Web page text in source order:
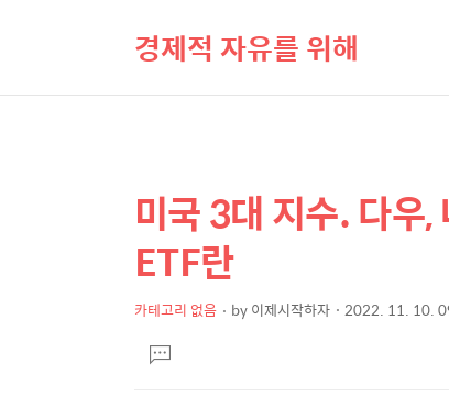
경제적 자유를 위해
상
컨
텐
본
문
제
미국 3대 지수. 다우
ETF란
카테고리 없음 by이제시작하자 2022. 11. 10.
문댓
글